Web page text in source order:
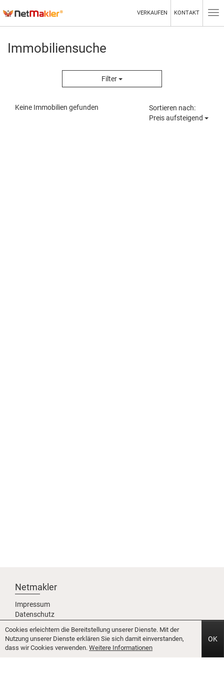
KONTAKT
VERKAUFEN
Immobiliensuche
Filter
Keine Immobilien gefunden
Sortieren nach:
Preis aufsteigend
Netmakler
Impressum
Datenschutz
Partner werden
Über uns
Cookies erleichtern die Bereitstellung unserer Dienste. Mit der
Nutzung unserer Dienste erklären Sie sich damit einverstanden,
dass wir Cookies verwenden. Weitere Informationen
OK